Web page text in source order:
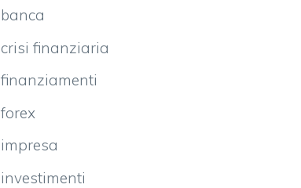
banca
crisi finanziaria
finanziamenti
forex
impresa
investimenti